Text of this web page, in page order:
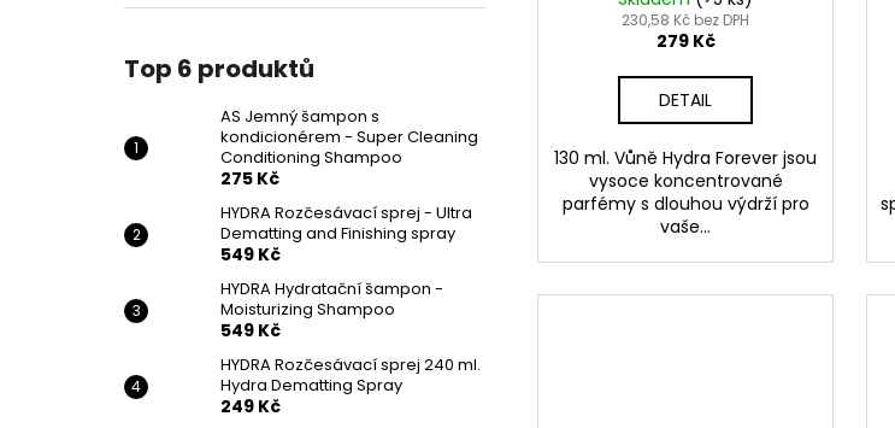
Top 6 produktů
AS Jemný šampon s
kondicionérem - Super Cleaning
Conditioning Shampoo
275 Kč
HYDRA Rozčesávací sprej - Ultra
Dematting and Finishing spray
549 Kč
HYDRA Hydratační šampon -
Moisturizing Shampoo
549 Kč
HYDRA Rozčesávací sprej 240 ml.
Hydra Dematting Spray
249 Kč
230,58 Kč bez DPH
279 Kč
DETAIL
130 ml. Vůně Hydra Forever jsou
vysoce koncentrované
parfémy s dlouhou výdrží pro
vaše...